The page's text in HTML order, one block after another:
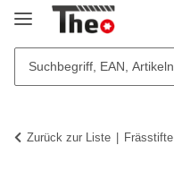
Zurück zur Liste Frässtifte